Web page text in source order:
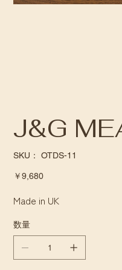
J&G
SKU：
SKU：
OTDS-11
価
￥9,680
Made in UK
数量